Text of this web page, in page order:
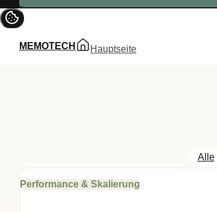
MEMOTECH Hauptseite
Alle
Performance & Skalierung